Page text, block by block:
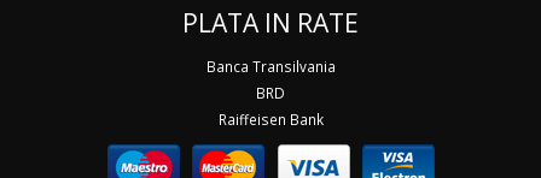
PLATA IN RATE
Banca Transilvania
BRD
Raiffeisen Bank